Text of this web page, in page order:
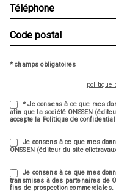
* champs obligatoires
politique
* Je consens à ce que mes
afin que la société ONSSEN
accepte la Politique de
Je consens à ce que mes
ONSSEN (éditeur du site
Je consens à ce que mes
transmises à des partenaires de
fins de prospection commerciales.